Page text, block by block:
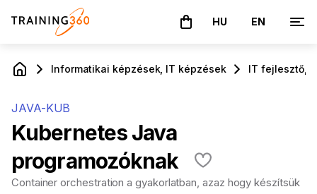
A kosár üres
HU EN
Informatikai képzések, IT képzések IT fejlesztő,
JAVA-KUB
Kubernetes Java
programozóknak
Container orchestration a gyakorlatban, azaz hogy készítsük